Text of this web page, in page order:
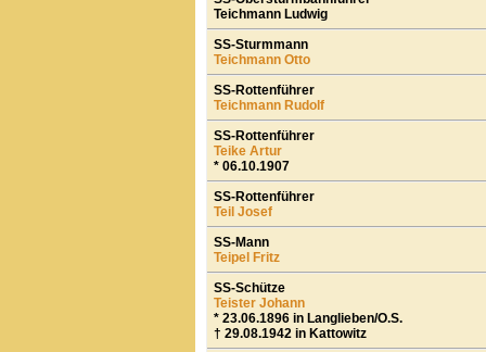
Teichmann Ludwig
SS-Sturmmann
Teichmann Otto
SS-Rottenführer
Teichmann Rudolf
SS-Rottenführer
Teike Artur
* 06.10.1907
SS-Rottenführer
Teil Josef
SS-Mann
Teipel Fritz
SS-Schütze
Teister Johann
* 23.06.1896 in Langlieben/O.S.
† 29.08.1942 in Kattowitz